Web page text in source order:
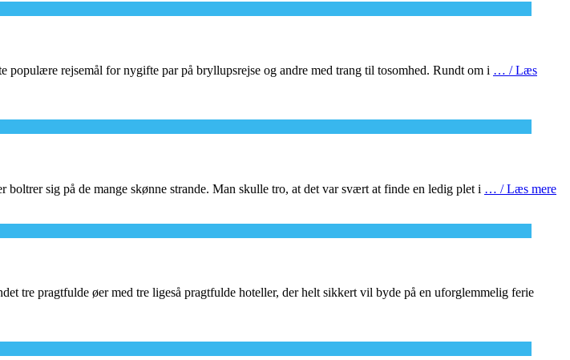
populære rejsemål for nygifte par på bryllupsrejse og andre med trang til tosomhed. Rundt om i … / Læs
sig på de mange skønne strande. Man skulle tro, at det var svært at finde en ledig plet i … / Læs mere
tre pragtfulde øer med tre ligeså pragtfulde hoteller, der helt sikkert vil byde på en uforglemmelig ferie